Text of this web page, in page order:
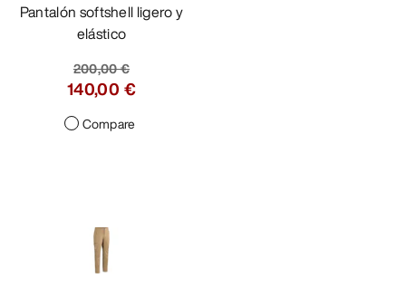
Pantalón softshell ligero y
elástico
200,00 €
140,00 €
Compare